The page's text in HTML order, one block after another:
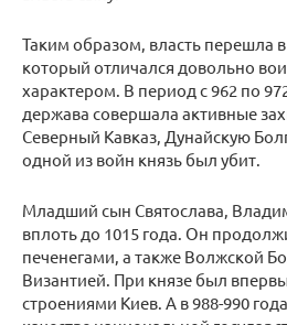
Таким образом, власть перешла
который отличался довольно
характером. В период с 962 по
держава совершала активные
Северный Кавказ, Дунайскую
одной из войн князь был убит.
Младший сын Святослава,
вплоть до 1015 года. Он
печенегами, а также Волжской
Византией. При князе был
строениями Киев. А в 988-990